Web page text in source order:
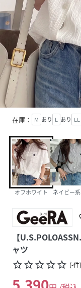
在庫： M あり L あり LL
オフホワイト ネイビー
【
ャツ
star_borderstar_borderstar_borderstar_borderstar_border (-件)